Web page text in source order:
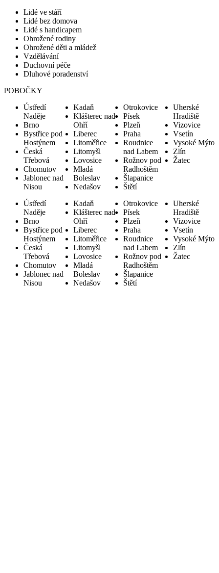
Lidé ve stáří
Lidé bez domova
Lidé s handicapem
Ohrožené rodiny
Ohrožené děti a mládež
Vzdělávání
Duchovní péče
Dluhové poradenství
POBOČKY
Ústředí
Naděje
Brno
Bystřice pod
Hostýnem
Česká
Třebová
Chomutov
Jablonec nad
Nisou
Kadaň
Klášterec nad
Ohří
Liberec
Litoměřice
Litomyšl
Lovosice
Mladá
Boleslav
Nedašov
Otrokovice
Písek
Plzeň
Praha
Roudnice
nad Labem
Rožnov pod
Radhoštěm
Šlapanice
Štětí
Uherské
Hradiště
Vizovice
Vsetín
Vysoké Mýto
Zlín
Žatec
Ústředí
Naděje
Brno
Bystřice pod
Hostýnem
Česká
Třebová
Chomutov
Jablonec nad
Nisou
Kadaň
Klášterec nad
Ohří
Liberec
Litoměřice
Litomyšl
Lovosice
Mladá
Boleslav
Nedašov
Otrokovice
Písek
Plzeň
Praha
Roudnice
nad Labem
Rožnov pod
Radhoštěm
Šlapanice
Štětí
Uherské
Hradiště
Vizovice
Vsetín
Vysoké Mýto
Zlín
Žatec